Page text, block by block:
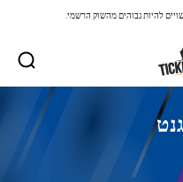
להיות גבוהים מהשוק הרשמי.